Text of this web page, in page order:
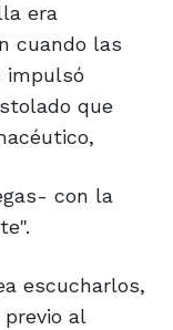
era
cuando las
impulsó
que
con la
escucharlos,
al